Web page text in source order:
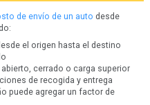
de envío de un auto desde
el origen hasta el destino
cerrado o carga superior
de recogida y entrega
puede agregar un factor de